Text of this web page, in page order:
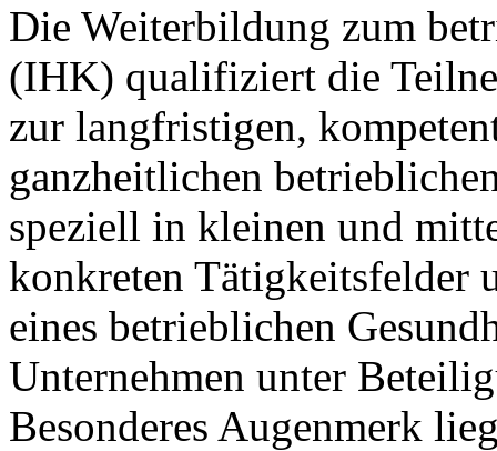
Die Weiterbildung zum
(IHK) qualifiziert die
zur langfristigen,
ganzheitlichen
speziell in kleinen und
konkreten Tätigkeitsfelder
eines betrieblichen
Unternehmen unter
Besonderes Augenmerk